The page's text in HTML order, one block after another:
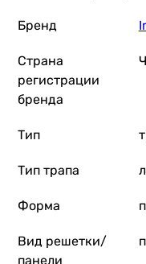
Бренд
Страна
регистрации
бренда
Тип
Тип трапа
Форма
Вид решетки/
панели